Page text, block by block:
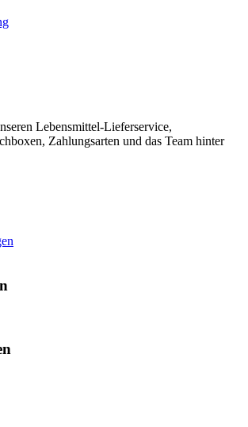
Lebensmittel-Lieferservice,
Zahlungsarten und das Team hinter